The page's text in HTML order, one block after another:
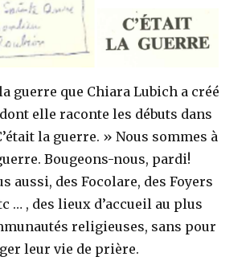
guerre que Chiara Lubich a créé
elle raconte les débuts dans
la guerre. » Nous sommes à
Bougeons-nous, pardi!
aussi, des Focolare, des Foyers
… , des lieux d’accueil au plus
religieuses, sans pour
leur vie de prière.